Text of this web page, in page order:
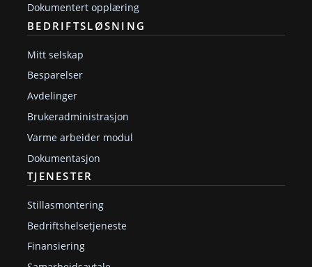
Dokumentert opplæring
BEDRIFTSLØSNING
Mitt selskap
Besparelser
Avdelinger
Brukeradministrasjon
Varme arbeider modul
Dokumentasjon
TJENESTER
Stillasmontering
Bedriftshelsetjeneste
Finansiering